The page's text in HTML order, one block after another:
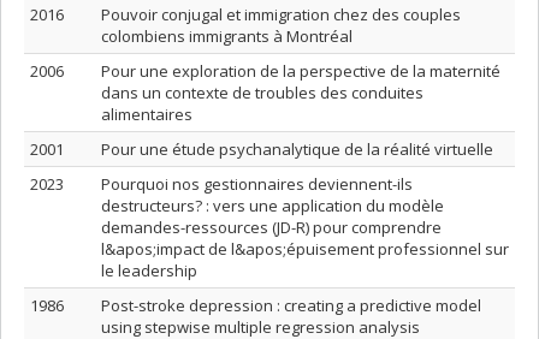
2016
Pouvoir conjugal et immigration chez des couples
colombiens immigrants à Montréal
2006
Pour une exploration de la perspective de la maternité
dans un contexte de troubles des conduites
alimentaires
2001
Pour une étude psychanalytique de la réalité virtuelle
2023
Pourquoi nos gestionnaires deviennent-ils
destructeurs? : vers une application du modèle
demandes-ressources (JD-R) pour comprendre
l&apos;impact de l&apos;épuisement professionnel sur
le leadership
1986
Post-stroke depression : creating a predictive model
using stepwise multiple regression analysis